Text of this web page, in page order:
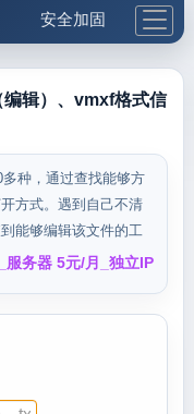
安全加固
更多工具
辑）、vmxf格式信
种，通过查找能够方
方式。遇到自己不清
能够编辑该文件的工
服务器 5元/月_独立IP